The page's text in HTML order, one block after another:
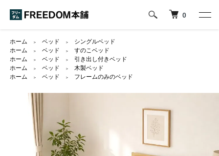
0
ホーム ＞ ベッド ＞
シングルベッド
ホーム
＞ ベッド ＞
すのこベッド
ホーム
＞ ベッド ＞
引き出し付きベッド
ホーム
＞ ベッド ＞
木製ベッド
ホーム
＞ ベッド ＞ フレームのみのベッド